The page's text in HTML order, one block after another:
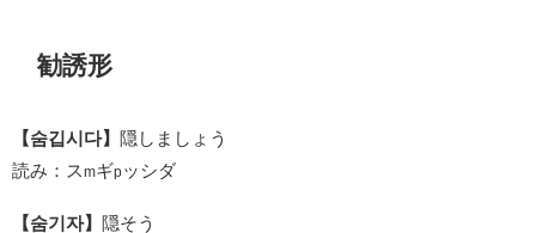
勧誘形
【숨깁시다】 隠しましょう
読み：ス mギpッシダ
【숨기자】 隠そう